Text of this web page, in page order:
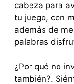
cabeza para
tu juego, con
además de
palabras
¿Por qué no
también?.